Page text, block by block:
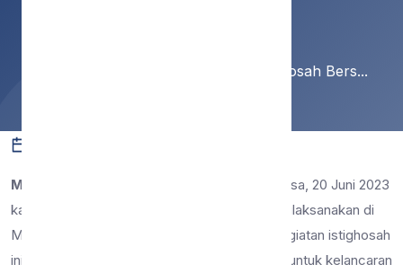
Meraih Keberkahan Dengan Istighosah Bers...
Malang, 24 Juli 2023 –
Tepat pada hari Selasa, 20 Juni 2023
kami mengadakan kegiatan Istighosah yang dilaksanakan di
Masjid At-Tarbiyah SMP Negeri 9 Malang. Kegiatan istighosah
ini dilakukan dengan tujuan memanjatkan doa untuk kelancaran